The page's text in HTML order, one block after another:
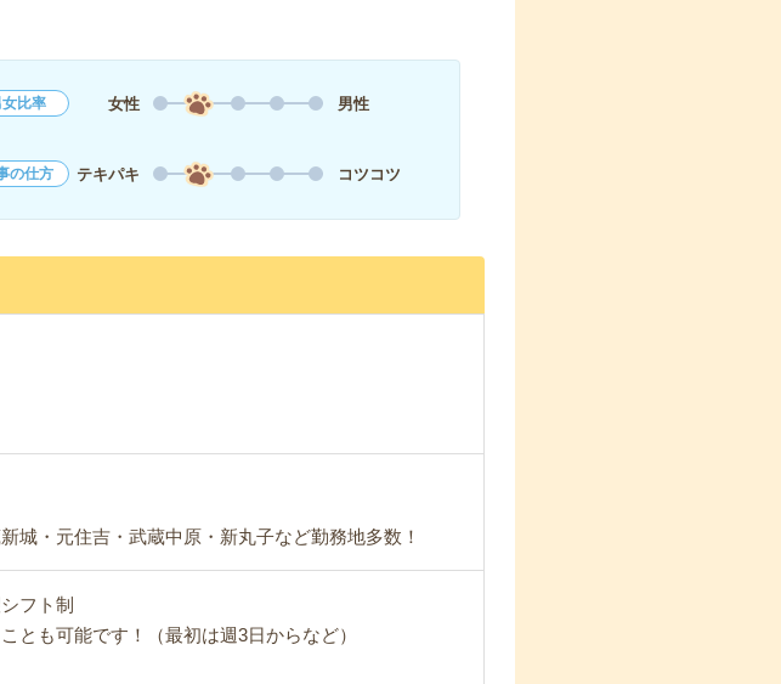
女比率 女性 男性
の仕方 テキパキ コツコツ
城・元住吉・武蔵中原・新丸子など勤務地多数！
フト制
とも可能です！（最初は週3日からなど）